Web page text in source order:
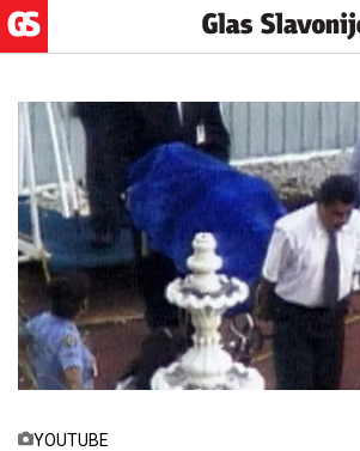
YOUTUBE